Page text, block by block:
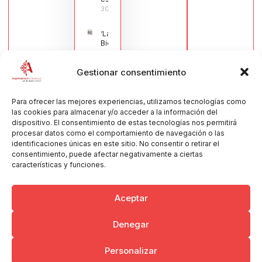
Gestionar consentimiento
Para ofrecer las mejores experiencias, utilizamos tecnologías como
las cookies para almacenar y/o acceder a la información del
dispositivo. El consentimiento de estas tecnologías nos permitirá
procesar datos como el comportamiento de navegación o las
identificaciones únicas en este sitio. No consentir o retirar el
consentimiento, puede afectar negativamente a ciertas
características y funciones.
Aceptar
Denegar
Personalizar
30/07/2026
‘La
Bienvenida’,
estampa de
de la Virgen
Muñoz
Muñoz,
anuncia las
Fiestas
Patronales
2026
30/07/2026
Copyright © 2026 Ayuntamiento de Argamasilla de Calatrava
Politica de Privacidad y Aviso Legal